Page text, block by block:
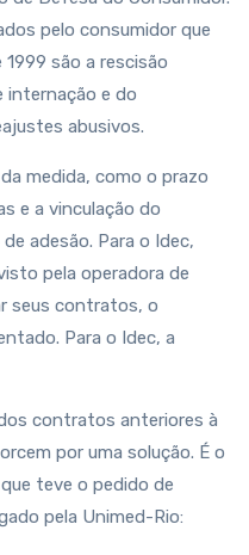
pelo consumidor que
são a rescisão
internação e do
abusivos.
medida, como o prazo
e a vinculação do
adesão. Para o Idec,
pela operadora de
seus contratos, o
Para o Idec, a
contratos anteriores à
por uma solução. É o
teve o pedido de
pela Unimed-Rio: